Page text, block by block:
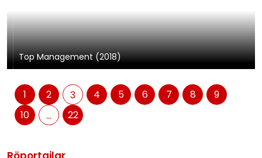
Top Management (2018)
1 2 3 4 5 6 7 8
9
10
... 22